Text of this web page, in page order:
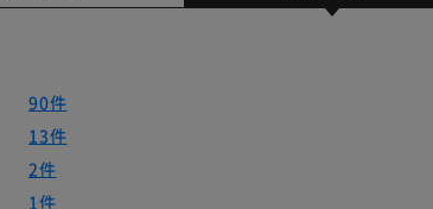
90件
13件
2件
1件